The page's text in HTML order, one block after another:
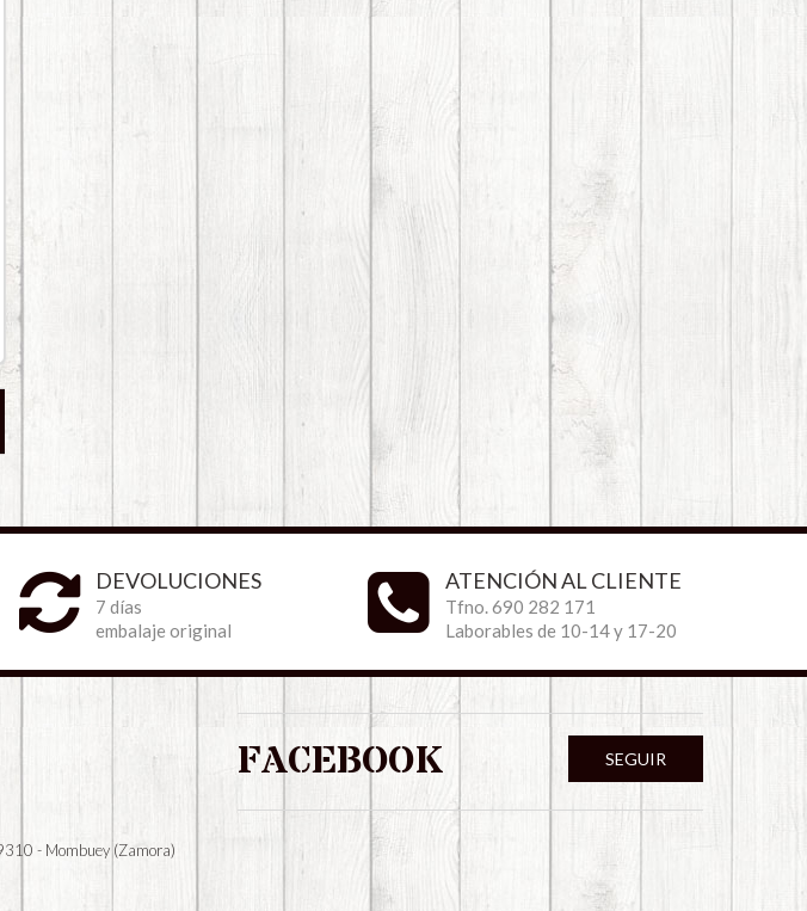
DEVOLUCIONES
7 días
embalaje original
ATENCIÓN AL CLIENTE
Tfno. 690 282 171
Laborables de 10-14 y 17-20
- Mombuey (Zamora)
FACEBOOK SEGUIR